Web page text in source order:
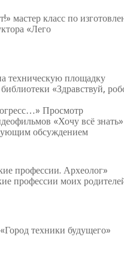
мастер класс по
«Лего
техническую площадку
«Здравствуй,
Просмотр
«Хочу всё
обсуждением
профессии. Археолог»
профессии моих
техники будущего»